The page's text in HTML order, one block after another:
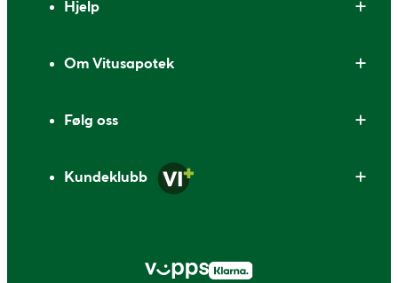
Hjelp
Om Vitusapotek
Følg oss
Kundeklubb